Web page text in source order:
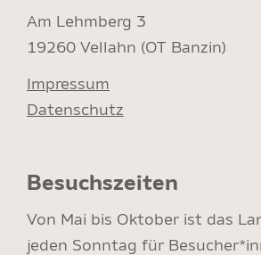
Am Lehmberg 3
19260 Vellahn (OT Banzin)
Impressum
Datenschutz
Besuchszeiten
Von Mai bis Oktober ist das
jeden Sonntag für